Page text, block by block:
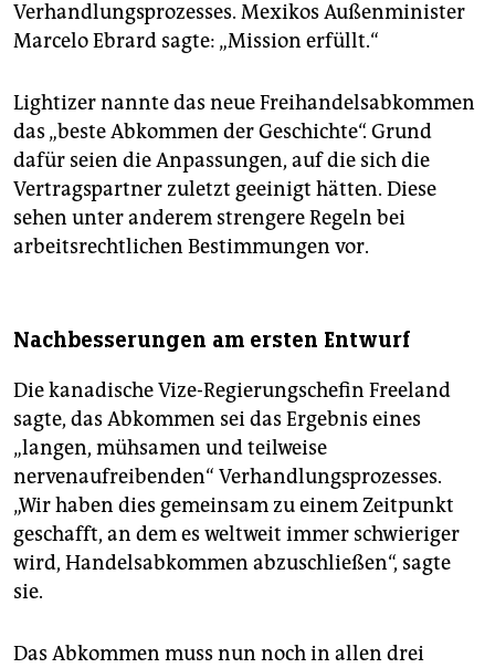
Verhandlungsprozesses. Mexikos Außenminister
Marcelo Ebrard sagte: „Mission erfüllt.“
Lightizer nannte das neue Freihandelsabkommen
das „beste Abkommen der Geschichte“. Grund
dafür seien die Anpassungen, auf die sich die
Vertragspartner zuletzt geeinigt hätten. Diese
sehen unter anderem strengere Regeln bei
arbeitsrechtlichen Bestimmungen vor.
Nachbesserungen am ersten Entwurf
Die kanadische Vize-Regierungschefin Freeland
sagte, das Abkommen sei das Ergebnis eines
„langen, mühsamen und teilweise
nervenaufreibenden“ Verhandlungsprozesses.
„Wir haben dies gemeinsam zu einem Zeitpunkt
geschafft, an dem es weltweit immer schwieriger
wird, Handelsabkommen abzuschließen“, sagte
sie.
Das Abkommen muss nun noch in allen drei